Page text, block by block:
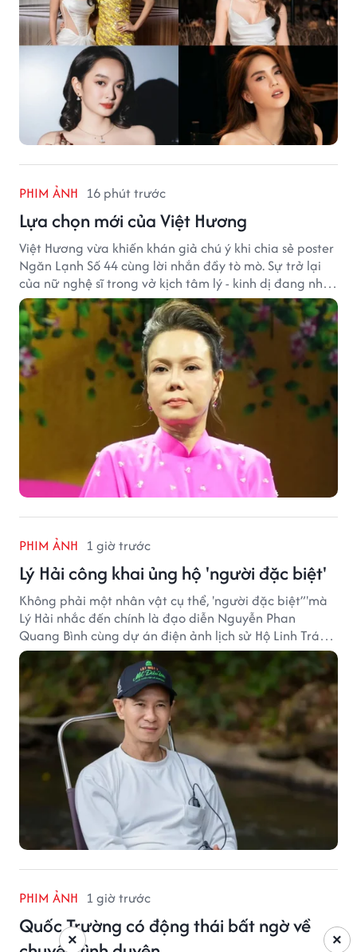
PHIM ẢNH 16 phút trước
Lựa chọn mới của Việt Hương
Việt Hương vừa khiến khán giả chú ý khi chia sẻ poster
Ngăn Lạnh Số 44 cùng lời nhắn đầy tò mò. Sự trở lại
của nữ nghệ sĩ trong vở kịch tâm lý - kinh dị đang nhận
được nhiều quan tâm từ công chúng.
PHIM ẢNH 1 giờ trước
Lý Hải công khai ủng hộ 'người đặc biệt'
Không phải một nhân vật cụ thể, 'người đặc biệt”'mà
Lý Hải nhắc đến chính là đạo diễn Nguyễn Phan
Quang Bình cùng dự án điện ảnh lịch sử Hộ Linh Tráng
Sĩ: Bí Ẩn Mộ Vua Đinh.
PHIM ẢNH 1 giờ trước
Quốc Trường có động thái bất ngờ về
×
×